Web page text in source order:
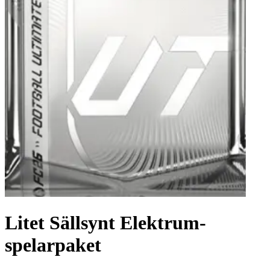
Litet Sällsynt Elektrum-
spelarpaket